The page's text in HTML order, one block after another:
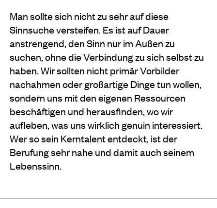
Man sollte sich nicht zu sehr auf diese
Sinnsuche versteifen. Es ist auf Dauer
anstrengend, den Sinn nur im Außen zu
suchen, ohne die Verbindung zu sich selbst zu
haben. Wir sollten nicht primär Vorbilder
nachahmen oder großartige Dinge tun wollen,
sondern uns mit den eigenen Ressourcen
beschäftigen und herausfinden, wo wir
aufleben, was uns wirklich genuin interessiert.
Wer so sein Kerntalent entdeckt, ist der
Berufung sehr nahe und damit auch seinem
Lebenssinn.